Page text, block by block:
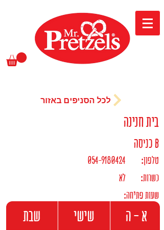
לכל הסניפים באזור
בית חנינה
כניסה B
054-9180424
:טלפון
:כשרות
לא
:שעות פתיחה
שבת שישי א - ה